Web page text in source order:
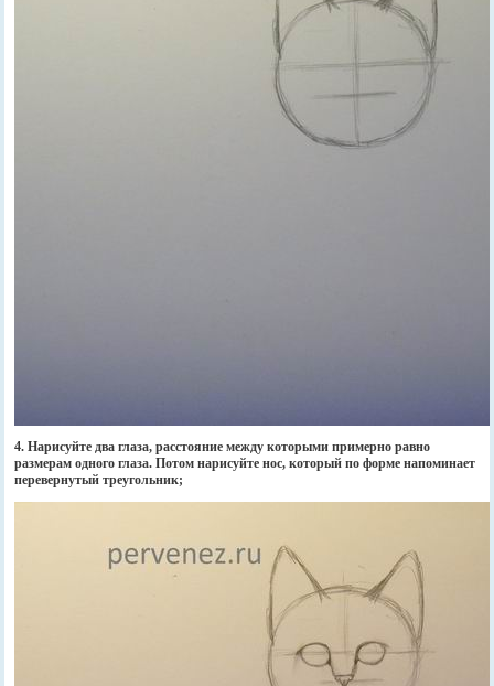
4. Нарисуйте два глаза, расстояние между которыми примерно равно
размерам одного глаза. Потом нарисуйте нос, который по форме напоминает
перевернутый треугольник;